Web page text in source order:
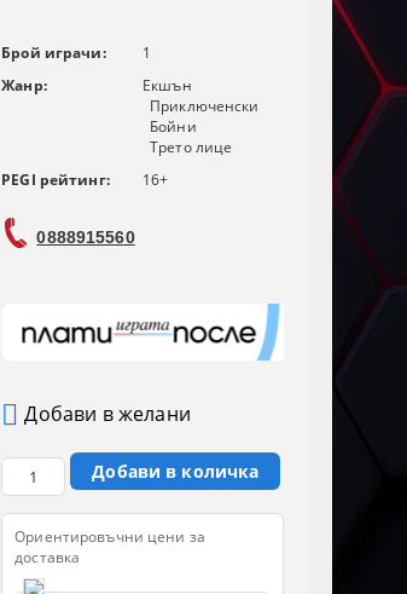
Брой играчи:
1
Жанр:
Екшън
Приключенски
Бойни
Трето лице
PEGI рейтинг:
16+
0888915560
Добави в желани
Ориентировъчни цени за
доставка